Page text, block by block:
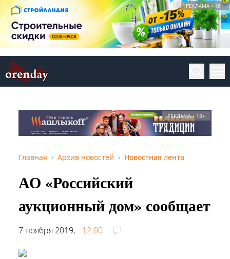
РЕКЛАМА • 18+
РЕКЛАМА • 18+
Главная Архив новостей Новостная лента
АО «Российский
аукционный дом» сообщает
7 ноября 2019, 12:00